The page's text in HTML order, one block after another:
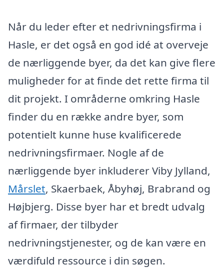
Når du leder efter et nedrivningsfirma i
Hasle, er det også en god idé at overveje
de nærliggende byer, da det kan give flere
muligheder for at finde det rette firma til
dit projekt. I områderne omkring Hasle
finder du en række andre byer, som
potentielt kunne huse kvalificerede
nedrivningsfirmaer. Nogle af de
nærliggende byer inkluderer Viby Jylland,
Mårslet, Skaerbaek, Åbyhøj, Brabrand og
Højbjerg. Disse byer har et bredt udvalg
af firmaer, der tilbyder
nedrivningstjenester, og de kan være en
værdifuld ressource i din søgen.